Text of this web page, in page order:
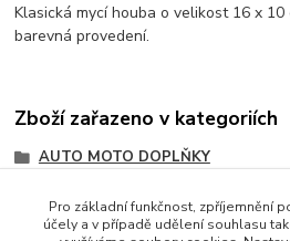
Klasická mycí houba o velikost 16 x
barevná provedení.
Zboží zařazeno v kategoriích
AUTO MOTO DOPLŇKY
Moto
Pro základní funkčnost, zpříjemnění
účely a v případě udělení souhlasu